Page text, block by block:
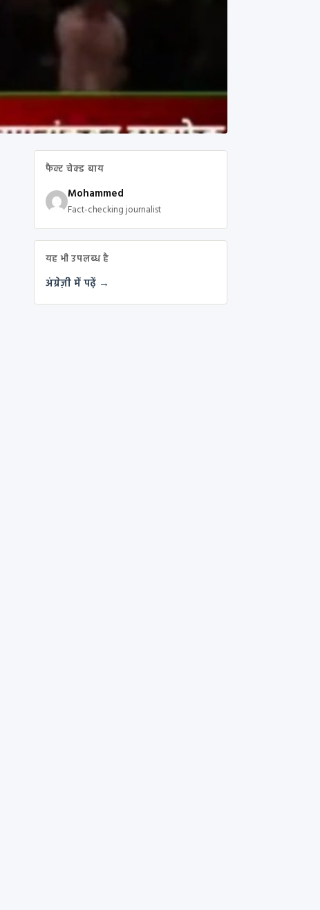
फैक्ट चेक्ड बाय
Mohammed
Fact-checking journalist
यह भी उपलब्ध है
अंग्रेज़ी में पढ़ें →